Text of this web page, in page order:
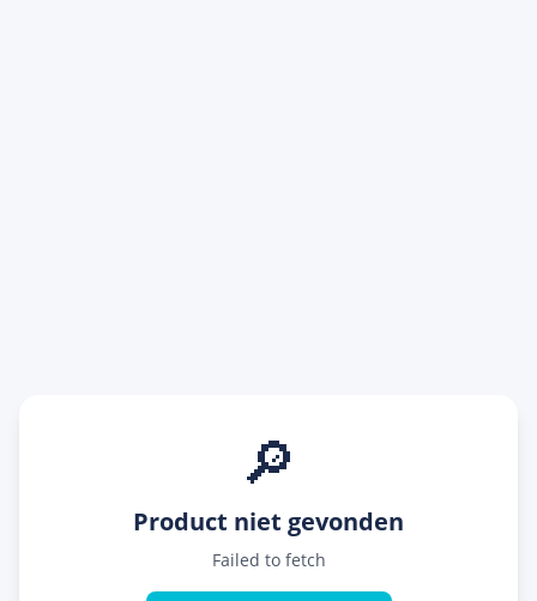
🔎
Product niet gevonden
Failed to fetch